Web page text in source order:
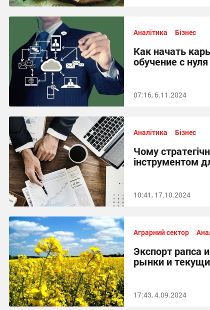
Аналітика Бізнес
Как начать
обучение с
07:16, 6.11.2024
Аналітика Бізнес
Чому
інструментом
10:41, 17.10.2024
Аграрний сектор
Экспорт рапса
рынки и
17:43, 4.09.2024